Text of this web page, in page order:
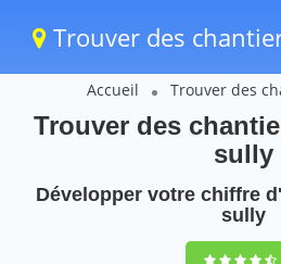
Trouver des
Accueil Trouver des
Trouver des
sully
Développer votre chiffre
sully